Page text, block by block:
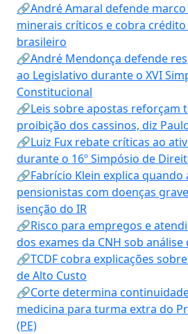
🔗André Amaral defende
minerais críticos e cobra
brasileiro
🔗André Mendonça defende
ao Legislativo durante o XVI
Constitucional
🔗Leis sobre apostas reforçam
proibição dos cassinos, diz
🔗Luiz Fux rebate críticas ao
durante o 16º Simpósio de
🔗Fabrício Klein explica quando
pensionistas com doenças
isenção do IR
🔗Risco para empregos e
dos exames da CNH sob análise
🔗TCDF cobra explicações
de Alto Custo
🔗Corte determina
medicina para turma extra do
(PE)